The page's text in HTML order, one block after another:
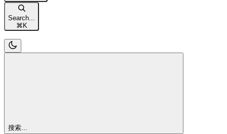
Search...
⌘ K
搜索...